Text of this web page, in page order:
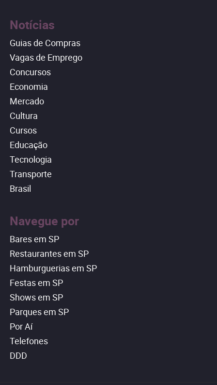
Notícias
Guias de Compras
Vagas de Emprego
Concursos
Economia
Mercado
Cultura
Cursos
Educação
Tecnologia
Transporte
Brasil
Navegue por
Bares em SP
Restaurantes em SP
Hamburguerias em SP
Festas em SP
Shows em SP
Parques em SP
Por Aí
Telefones
DDD